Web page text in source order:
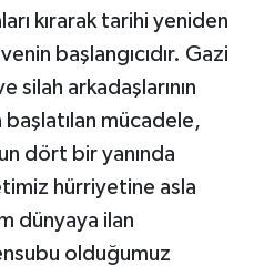
kırarak tarihi yeniden
başlangıcıdır. Gazi
silah arkadaşlarının
başlatılan mücadele,
dört bir yanında
hürriyetine asla
dünyaya ilan
olduğumuz